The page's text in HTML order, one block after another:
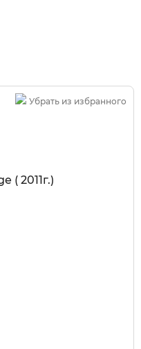
Убрать из избранного